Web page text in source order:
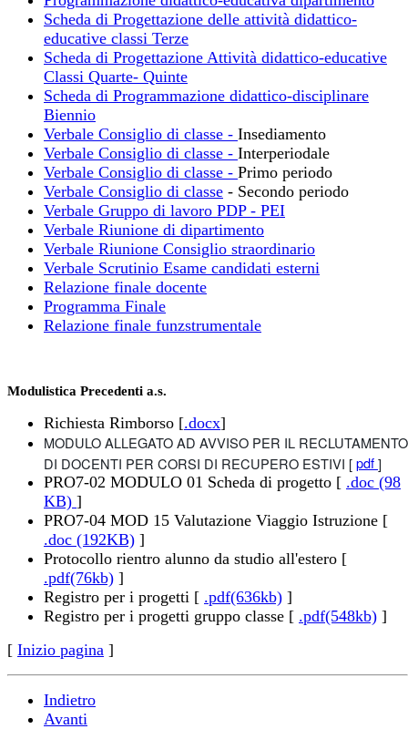
Scheda di Progettazione delle attività didattico-
educative classi Terze
Scheda di Progettazione Attività didattico-educative
Classi Quarte- Quinte
Scheda di Programmazione didattico-disciplinare
Biennio
Verbale Consiglio di classe - Insediamento
Verbale Consiglio di classe - Interperiodale
Verbale Consiglio di classe - Primo periodo
Verbale Consiglio di classe - Secondo periodo
Verbale Gruppo di lavoro PDP - PEI
Verbale Riunione di dipartimento
Verbale Riunione Consiglio straordinario
Verbale Scrutinio Esame candidati esterni
Relazione finale docente
Programma Finale
Relazione finale funzstrumentale
Modulistica Precedenti a.s.
Richiesta Rimborso [.docx]
MODULO ALLEGATO AD AVVISO PER IL RECLUTAMENTO
DI DOCENTI PER CORSI DI RECUPERO ESTIVI [ pdf ]
PRO7-02 MODULO 01 Scheda di progetto [ .doc (98
KB) ]
PRO7-04 MOD 15 Valutazione Viaggio Istruzione [
.doc (192KB) ]
Protocollo rientro alunno da studio all'estero [
.pdf(76kb) ]
Registro per i progetti [ .pdf(636kb) ]
Registro per i progetti gruppo classe [ .pdf(548kb) ]
[ Inizio pagina ]
Indietro
Avanti